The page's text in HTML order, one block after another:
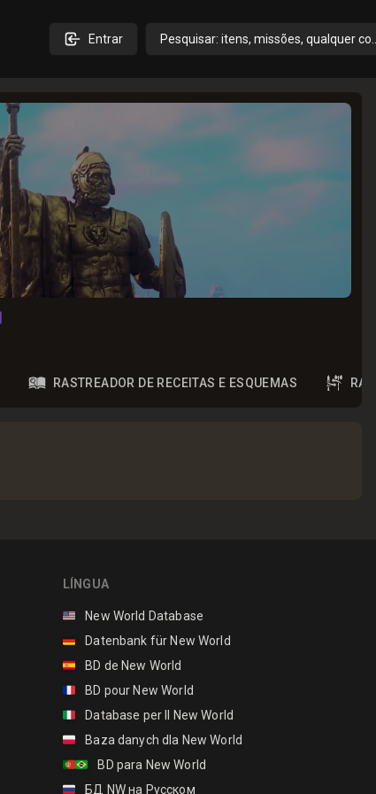
Entrar Pesquisar: itens, missões, qualquer
RASTREADOR DE RECEITAS E ESQUEMAS
LÍNGUA
🇺🇸
New World Database
🇩🇪
Datenbank für New World
🇪🇸
BD de New World
🇫🇷
BD pour New World
🇮🇹
Database per Il New World
🇵🇱
Baza danych dla New World
🇵🇹🇧🇷
BD para New World
🇷🇺
БД NW на Русском